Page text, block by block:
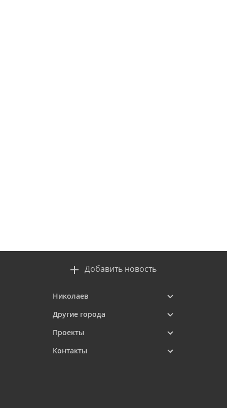
Добавить новость
Николаев
Другие города
Проекты
Контакты